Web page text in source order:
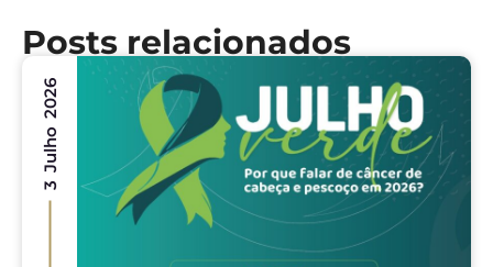
Posts relacionados
3 Julho 2026